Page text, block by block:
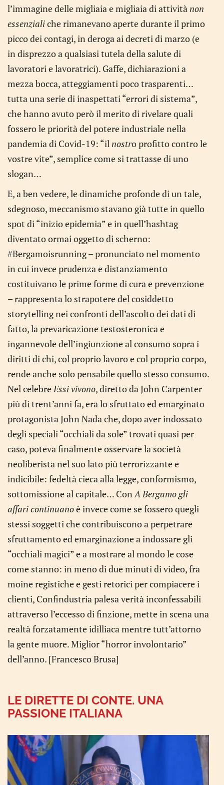
l’immagine delle migliaia e migliaia di attivitànon
essenzialiche rimanevano aperte durante il primo
picco dei contagi, in deroga ai decreti di marzo (e
in disprezzo a qualsiasi tutela della salute di
lavoratori e lavoratrici). Gaffe, dichiarazioni a
mezza bocca, atteggiamenti poco trasparenti…
tutta una serie di inaspettati “errori di sistema”,
che hanno avuto però il merito di rivelare quali
fossero le priorità del potere industriale nella
pandemia di Covid-19: “ilnostro profitto contro le
vostre vite”, semplice come si trattasse di uno
slogan…
E, a ben vedere, le dinamiche profonde di un tale,
sdegnoso, meccanismo stavano già tutte in quello
spot di “inizio epidemia” e in quell’hashtag
diventato ormai oggetto di scherno:
#Bergamoisrunning – pronunciato nel momento
in cui invece prudenza e distanziamento
costituivano le prime forme di cura e prevenzione
– rappresenta lo strapotere del cosiddetto
storytelling nei confronti dell’ascolto dei dati di
fatto, la prevaricazione testosteronica e
ingannevole dell’ingiunzione al consumo sopra i
diritti di chi, col proprio lavoro e col proprio corpo,
rende anche solo pensabile quello stesso consumo.
Nel celebreEssi vivono, diretto da John Carpenter
più di trent’anni fa, era lo sfruttato ed emarginato
protagonista John Nada che, dopo aver indossato
degli speciali “occhiali da sole” trovati quasi per
caso, poteva finalmente osservare la società
neoliberista nel suo lato più terrorizzante e
indicibile: fedeltà cieca alla legge, conformismo,
sottomissione al capitale… ConA Bergamo gli
affari continuanoè invece come se fossero quegli
stessi soggetti che contribuiscono a perpetrare
sfruttamento ed emarginazione a indossare gli
“occhiali magici” e a mostrare al mondo le cose
come stanno: in meno di due minuti di video, fra
moine registiche e gesti retorici per compiacere i
clienti, Confindustria palesa verità inconfessabili
attraverso l’eccesso di finzione, mette in scena una
realtà forzatamente idilliaca mentre tutt’attorno
la gente muore. Miglior “horror involontario”
dell’anno. [Francesco Brusa]
LE DIRETTE DI CONTE. UNA
PASSIONE ITALIANA